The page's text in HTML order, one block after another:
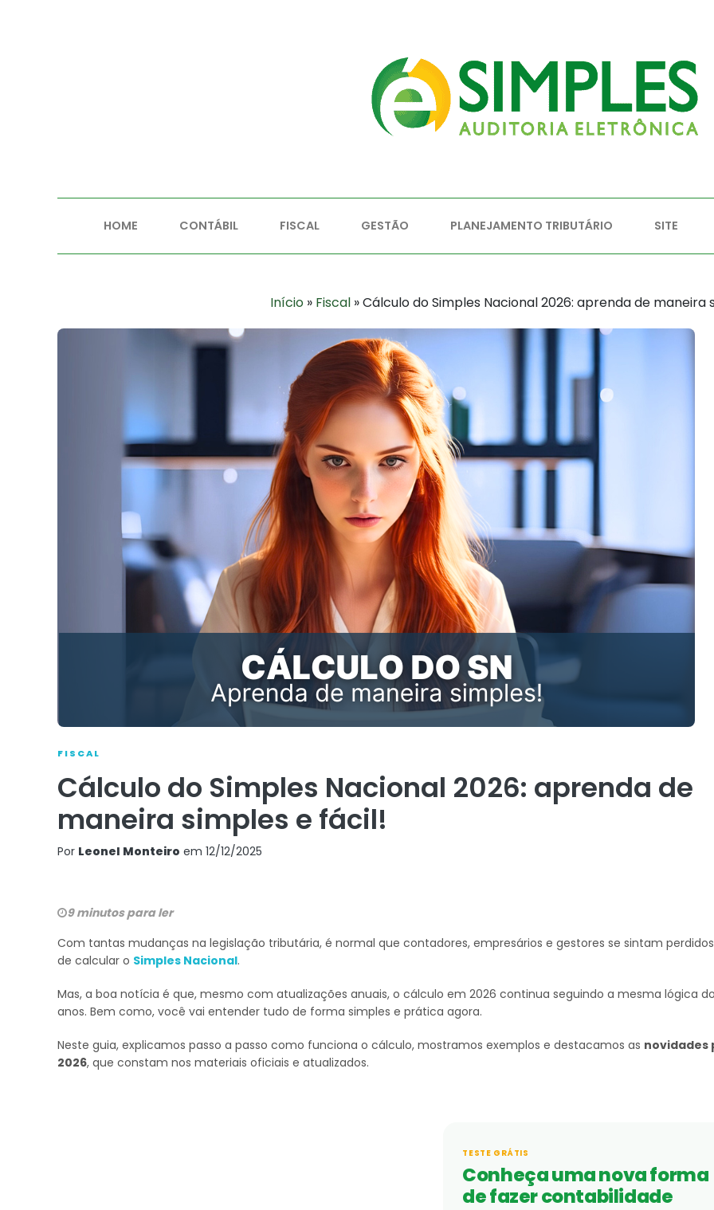
HOME CONTÁBIL FISCAL GESTÃO PLANEJAMENTO TRIBUTÁRIO SITE
Início» Fiscal»Cálculo do Simples Nacional 2026: aprenda de maneira
FISCAL
Cálculo do Simples Nacional 2026: aprenda de
maneira simples e fácil!
Por Leonel Monteiro em 12/12/2025
9 minutos para ler
Com tantas mudanças na legislação tributária, é normal que contadores, empresários e gestores se sintam
de calcular o Simples Nacional.
Mas, a boa notícia é que, mesmo com atualizações anuais, o cálculo em 2026 continua seguindo a mesma lógica
anos. Bem como, você vai entender tudo de forma simples e prática agora.
Neste guia, explicamos passo a passo como funciona o cálculo, mostramos exemplos e destacamos as novidades
2026, que constam nos materiais oficiais e atualizados.
TESTE GRÁTIS
Conheça uma nova forma
de fazer contabilidade